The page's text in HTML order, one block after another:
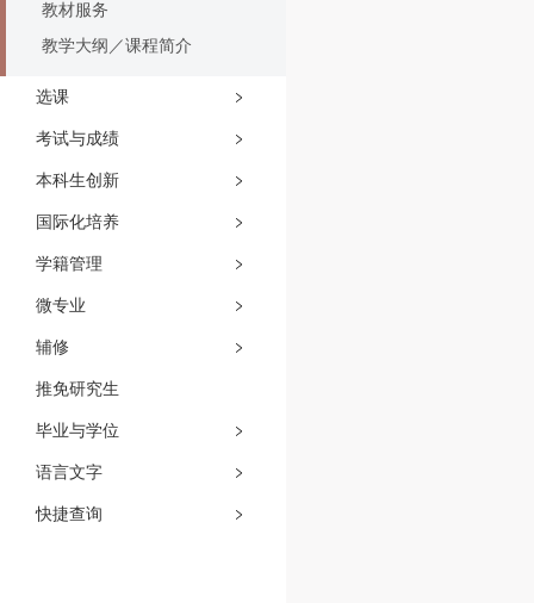
教材服务
教学大纲／课程简介
选课
考试与成绩
本科生创新
国际化培养
学籍管理
微专业
辅修
推免研究生
毕业与学位
语言文字
快捷查询